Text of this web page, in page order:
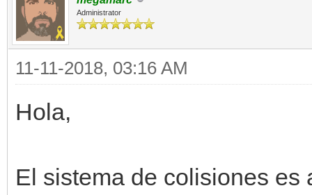
Administrator
11-11-2018, 03:16 AM
Hola,
El sistema de colisiones